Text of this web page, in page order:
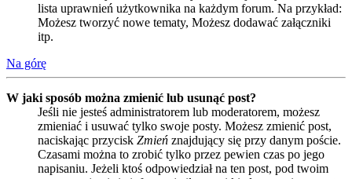
lista uprawnień użytkownika na każdym forum. Na przykład:
Możesz tworzyć nowe tematy, Możesz dodawać załączniki
itp.
Na górę
W jaki sposób można zmienić lub usunąć post?
Jeśli nie jesteś administratorem lub moderatorem, możesz
zmieniać i usuwać tylko swoje posty. Możesz zmienić post,
naciskając przycisk Zmień znajdujący się przy danym poście.
Czasami można to zrobić tylko przez pewien czas po jego
napisaniu. Jeżeli ktoś odpowiedział na ten post, pod twoim